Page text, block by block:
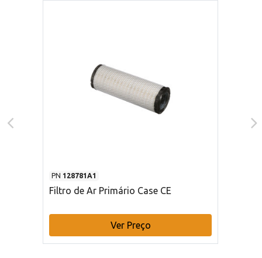
PN 128781A1
Filtro de Ar Primário Case CE
Ver Preço